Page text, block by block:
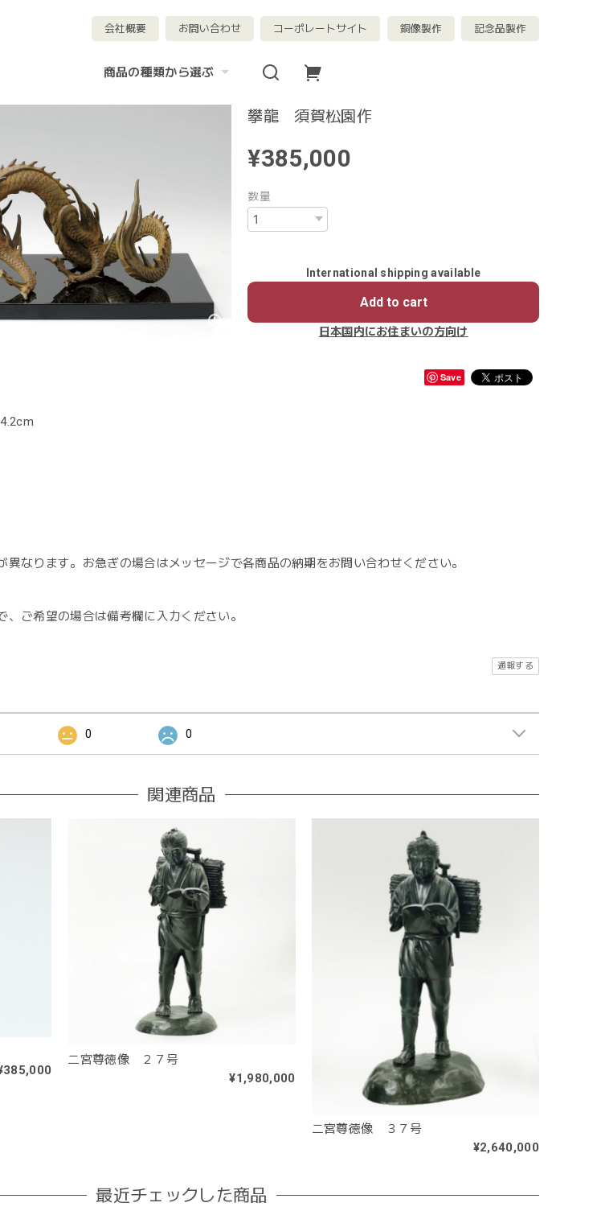
会社概要 お問い合わせ コーポレートサイト 銅像製作 記念品製作
商品の種類から選ぶ
攀龍 須賀松園作
¥385,000
数量
International shipping available
Add to cart
日本国内にお住まいの方向け
Save
なります。お急ぎの場合はメッセージで各商品の納期をお問い合わせください。
ご希望の場合は備考欄に入力ください。
通報する
0 0
関連商品
二宮尊徳像 ２７号
¥1,980,000
二宮尊徳像 ３７号
¥2,640,000
最近チェックした商品